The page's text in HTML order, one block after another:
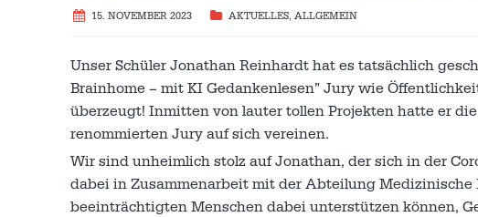
15. NOVEMBER 2023 AKTUELLES, ALLGEMEIN
Unser Schüler Jonathan Reinhardt hat es tatsächlich
Brainhome – mit KI Gedankenlesen” Jury wie
überzeugt! Inmitten von lauter tollen Projekten hatte er
renommierten Jury auf sich vereinen.
Wir sind unheimlich stolz auf Jonathan, der sich in der
dabei in Zusammenarbeit mit der Abteilung
beeinträchtigten Menschen dabei unterstützen können,